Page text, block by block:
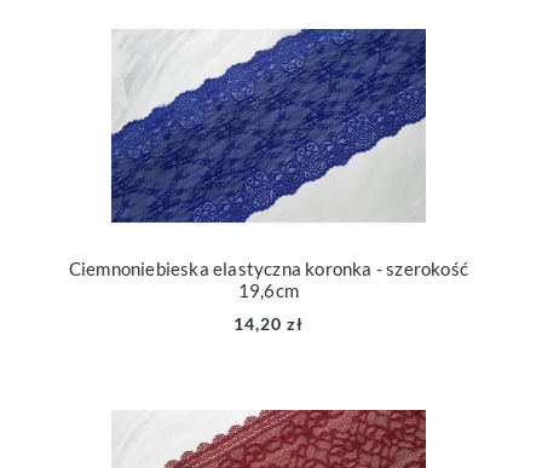
Ciemnoniebieska elastyczna koronka - szerokość
19,6cm
14,20 zł